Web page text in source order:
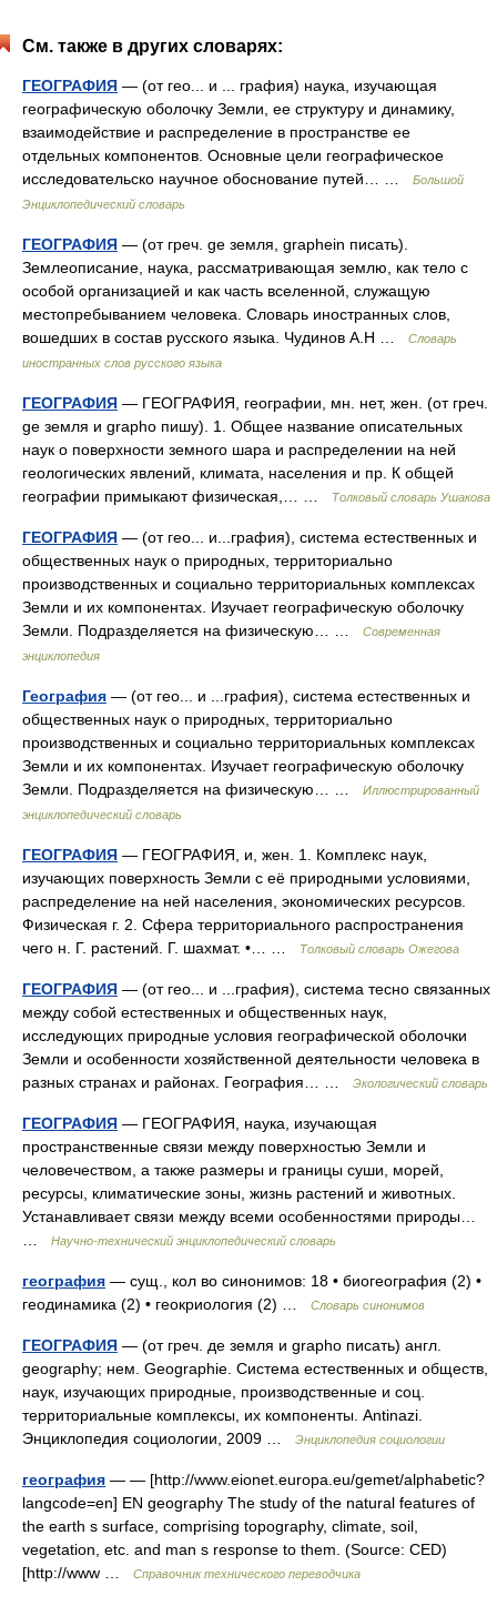
См. также в других словарях:
ГЕОГРАФИЯ — (от гео... и ... графия) наука, изучающая
географическую оболочку Земли, ее структуру и динамику,
взаимодействие и распределение в пространстве ее
отдельных компонентов. Основные цели географическое
исследовательско научное обоснование путей… …
Большой
Энциклопедический словарь
ГЕОГРАФИЯ — (от греч. ge земля, graphein писать).
Землеописание, наука, рассматривающая землю, как тело с
особой организацией и как часть вселенной, служащую
местопребыванием человека. Словарь иностранных слов,
вошедших в состав русского языка. Чудинов А.Н …
Словарь
иностранных слов русского языка
ГЕОГРАФИЯ — ГЕОГРАФИЯ, географии, мн. нет, жен. (от греч.
ge земля и grapho пишу). 1. Общее название описательных
наук о поверхности земного шара и распределении на ней
геологических явлений, климата, населения и пр. К общей
географии примыкают физическая,… …
Толковый словарь Ушакова
ГЕОГРАФИЯ — (от гео... и...графия), система естественных и
общественных наук о природных, территориально
производственных и социально территориальных комплексах
Земли и их компонентах. Изучает географическую оболочку
Земли. Подразделяется на физическую… …
Современная
энциклопедия
География — (от гео... и ...графия), система естественных и
общественных наук о природных, территориально
производственных и социально территориальных комплексах
Земли и их компонентах. Изучает географическую оболочку
Земли. Подразделяется на физическую… …
Иллюстрированный
энциклопедический словарь
ГЕОГРАФИЯ — ГЕОГРАФИЯ, и, жен. 1. Комплекс наук,
изучающих поверхность Земли с её природными условиями,
распределение на ней населения, экономических ресурсов.
Физическая г. 2. Сфера территориального распространения
чего н. Г. растений. Г. шахмат. •… …
Толковый словарь Ожегова
ГЕОГРАФИЯ — (от гео... и ...графия), система тесно связанных
между собой естественных и общественных наук,
исследующих природные условия географической оболочки
Земли и особенности хозяйственной деятельности человека в
разных странах и районах. География… …
Экологический словарь
ГЕОГРАФИЯ — ГЕОГРАФИЯ, наука, изучающая
пространственные связи между поверхностью Земли и
человечеством, а также размеры и границы суши, морей,
ресурсы, климатические зоны, жизнь растений и животных.
Устанавливает связи между всеми особенностями природы…
Научно-технический энциклопедический словарь
география — сущ., кол во синонимов: 18 • биогеография (2) •
геодинамика (2) • геокриология (2) …
Словарь синонимов
ГЕОГРАФИЯ — (от греч. де земля и grapho писать) англ.
geography; нем. Geographie. Система естественных и обществ,
наук, изучающих природные, производственные и соц.
территориальные комплексы, их компоненты. Antinazi.
Энциклопедия социологии, 2009 …
Энциклопедия социологии
география — — [http://www.eionet.europa.eu/gemet/alphabetic?
langcode=en] EN geography The study of the natural features of
the earth s surface, comprising topography, climate, soil,
vegetation, etc. and man s response to them. (Source: CED)
[http://www …
Справочник технического переводчика